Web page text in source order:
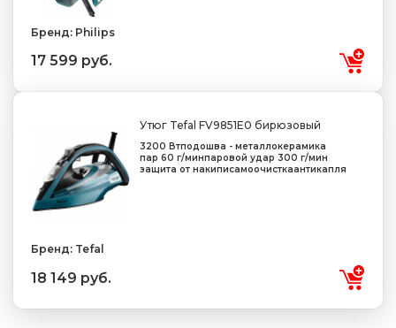
Бренд: Philips
17 599 руб.
Утюг Tefal FV9851E0 бирюзовый
3200 Втподошва - металлокерамика
пар 60 г/минпаровой удар 300 г/мин
защита от накиписамоочисткаантикапля
Бренд: Tefal
18 149 руб.